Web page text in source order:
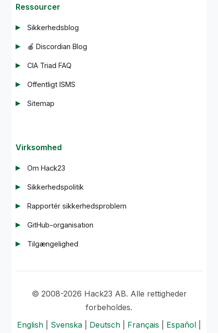
Ressourcer
Sikkerhedsblog
🍎 Discordian Blog
CIA Triad FAQ
Offentligt ISMS
Sitemap
Virksomhed
Om Hack23
Sikkerhedspolitik
Rapportér sikkerhedsproblem
GitHub-organisation
Tilgængelighed
© 2008-2026 Hack23 AB. Alle rettigheder
forbeholdes.
English
Svenska Deutsch Français Español